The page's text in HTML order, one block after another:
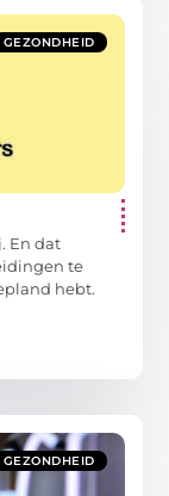
GEZONDHEID
En dat
te
hebt.
GEZONDHEID